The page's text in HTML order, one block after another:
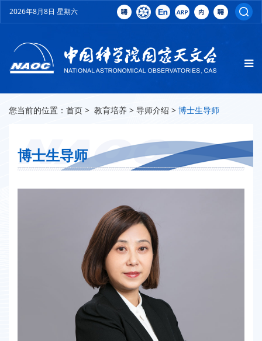
2026年8月8日 星期六
您当前的位置： 首页 > 教育培养 > 导师介绍 > 博士生导师
博士生导师